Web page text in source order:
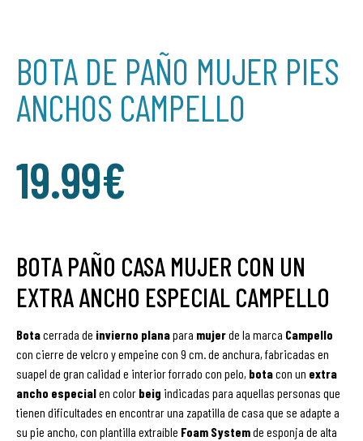
BOTA DE PAÑO MUJER PIES
ANCHOS CAMPELLO
19.99€
BOTA PAÑO CASA MUJER CON UN
EXTRA ANCHO ESPECIAL CAMPELLO
Botacerrada de invierno planapara mujerde la marca Campello
con cierre de velcro y empeine con 9 cm. de anchura, fabricadas en
suapel de gran calidad e interior forrado con pelo, botacon un extra
ancho especialen color beig indicadas para aquellas personas que
tienen dificultades en encontrar una zapatilla de casa que se adapte a
su pie ancho, con plantilla extraíble Foam Systemde esponja de alta